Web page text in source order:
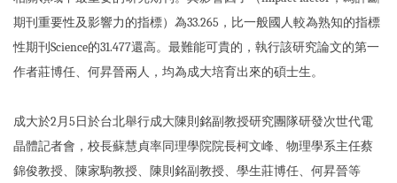
期刊重要性及影響力的指標）為33.265，比一般國人較為熟知的指標
性期刊Science的31.477還高。最難能可貴的，執行該研究論文的第一
作者莊博任、何昇晉兩人，均為成大培育出來的碩士生。
成大於2月5日於台北舉行成大陳則銘副教授研究團隊研發次世代電
晶體記者會，校長蘇慧貞率同理學院院長柯文峰、物理學系主任蔡
錦俊教授、陳家駒教授、陳則銘副教授、學生莊博任、何昇晉等